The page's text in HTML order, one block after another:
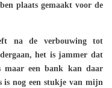
plaats gemaakt voor de
na de verbouwing tot
het is jammer dat
maar een bank kan daar
is nog een stukje van mijn